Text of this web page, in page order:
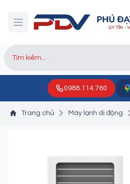
0988.114.760
Trang chủ Máy lạnh di động